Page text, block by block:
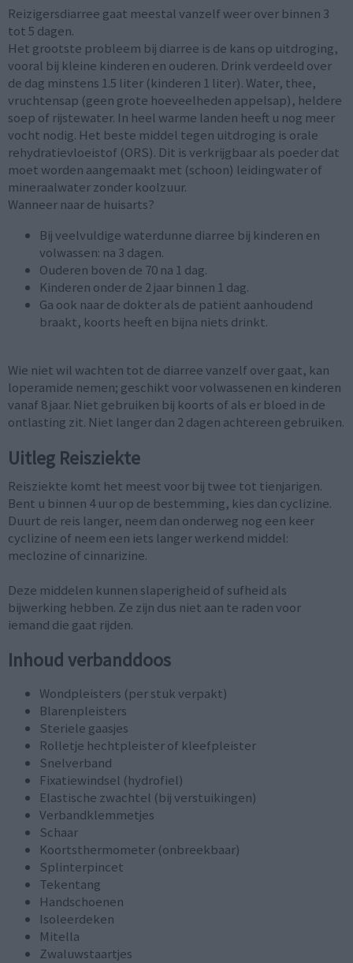
Reizigersdiarree gaat meestal vanzelf weer over binnen 3
tot 5 dagen.
Het grootste probleem bij diarree is de kans op uitdroging,
vooral bij kleine kinderen en ouderen. Drink verdeeld over
de dag minstens 1.5 liter (kinderen 1 liter). Water, thee,
vruchtensap (geen grote hoeveelheden appelsap), heldere
soep of rijstewater. In heel warme landen heeft u nog meer
vocht nodig. Het beste middel tegen uitdroging is orale
rehydratievloeistof (ORS). Dit is verkrijgbaar als poeder dat
moet worden aangemaakt met (schoon) leidingwater of
mineraalwater zonder koolzuur.
Wanneer naar de huisarts?
Bij veelvuldige waterdunne diarree bij kinderen en
volwassen: na 3 dagen.
Ouderen boven de 70 na 1 dag.
Kinderen onder de 2 jaar binnen 1 dag.
Ga ook naar de dokter als de patiënt aanhoudend
braakt, koorts heeft en bijna niets drinkt.
Wie niet wil wachten tot de diarree vanzelf over gaat, kan
loperamide nemen; geschikt voor volwassenen en kinderen
vanaf 8 jaar. Niet gebruiken bij koorts of als er bloed in de
ontlasting zit. Niet langer dan 2 dagen achtereen gebruiken.
Uitleg Reisziekte
Reisziekte komt het meest voor bij twee tot tienjarigen.
Bent u binnen 4 uur op de bestemming, kies dan cyclizine.
Duurt de reis langer, neem dan onderweg nog een keer
cyclizine of neem een iets langer werkend middel:
meclozine of cinnarizine.
Deze middelen kunnen slaperigheid of sufheid als
bijwerking hebben. Ze zijn dus niet aan te raden voor
iemand die gaat rijden.
Inhoud verbanddoos
Wondpleisters (per stuk verpakt)
Blarenpleisters
Steriele gaasjes
Rolletje hechtpleister of kleefpleister
Snelverband
Fixatiewindsel (hydrofiel)
Elastische zwachtel (bij verstuikingen)
Verbandklemmetjes
Schaar
Koortsthermometer (onbreekbaar)
Splinterpincet
Tekentang
Handschoenen
Isoleerdeken
Mitella
Zwaluwstaartjes